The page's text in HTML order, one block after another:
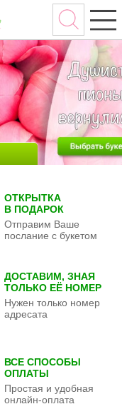
ОТКРЫТКА
В ПОДАРОК
Отправим Ваше
послание с букетом
ДОСТАВИМ, ЗНАЯ
ТОЛЬКО ЕЁ НОМЕР
Нужен только номер
адресата
ВСЕ СПОСОБЫ
ОПЛАТЫ
Простая и удобная
онлайн-оплата